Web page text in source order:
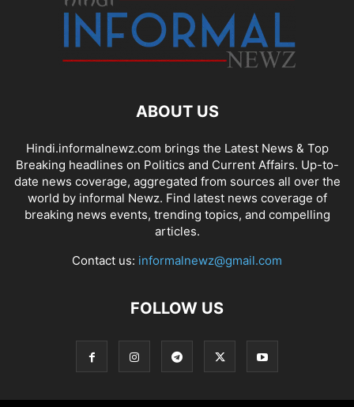
ABOUT US
Hindi.informalnewz.com brings the Latest News & Top
Breaking headlines on Politics and Current Affairs. Up-to-
date news coverage, aggregated from sources all over the
world by informal Newz. Find latest news coverage of
breaking news events, trending topics, and compelling
articles.
Contact us: informalnewz@gmail.com
FOLLOW US